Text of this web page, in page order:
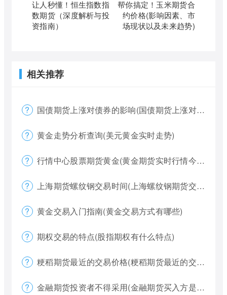
让人秒懂！恒生指数指
数期货（深度解析与投
资指南）
帮你搞定！玉米期货合
约价格(影响因素、市
场现状以及未来趋势)
相关推荐
国债期货上涨对债券的影响(国债期货上涨对债券的影响大吗)
黄金走势分析查询(美元黄金实时走势)
行情中心股票期货黄金(黄金期货实时行情今天)
上海期货螺纹钢交易时间(上海螺纹钢期货交割)
黄金交易入门指南(黄金交易方式有哪些)
期权交易的特点(股指期权有什么特点)
粳稻期货最近的交易价格(粳稻期货最近的交易价格是什么)
金融期货投资者不得采用(金融期货买入方是否有履约权利)